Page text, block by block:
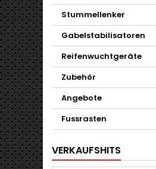
Stummellenker
Gabelstabilisatoren
Reifenwuchtgeräte
Zubehör
Angebote
Fussrasten
VERKAUFSHITS